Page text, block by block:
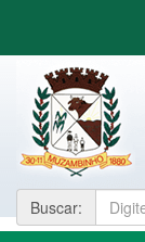
Buscar: